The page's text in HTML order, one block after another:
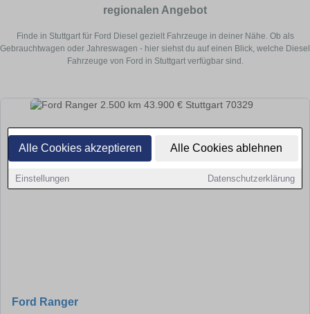
Alle Cookies akzeptieren Alle Cookies ablehnen
Einstellungen Datenschutzerklärung
regionalen Angebot
Finde in Stuttgart für Ford Diesel gezielt Fahrzeuge in deiner Nähe. Ob als
Gebrauchtwagen oder Jahreswagen - hier siehst du auf einen Blick, welche Diesel
Fahrzeuge von Ford in Stuttgart verfügbar sind.
Ford Ranger